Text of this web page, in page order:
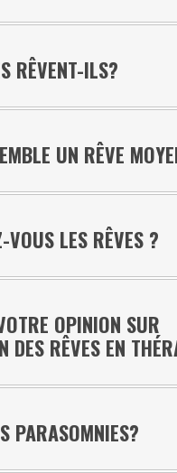
RÊVENT-ILS?
UN RÊVE
VOUS LES RÊVES ?
OPINION SUR
DES RÊVES EN
PARASOMNIES?